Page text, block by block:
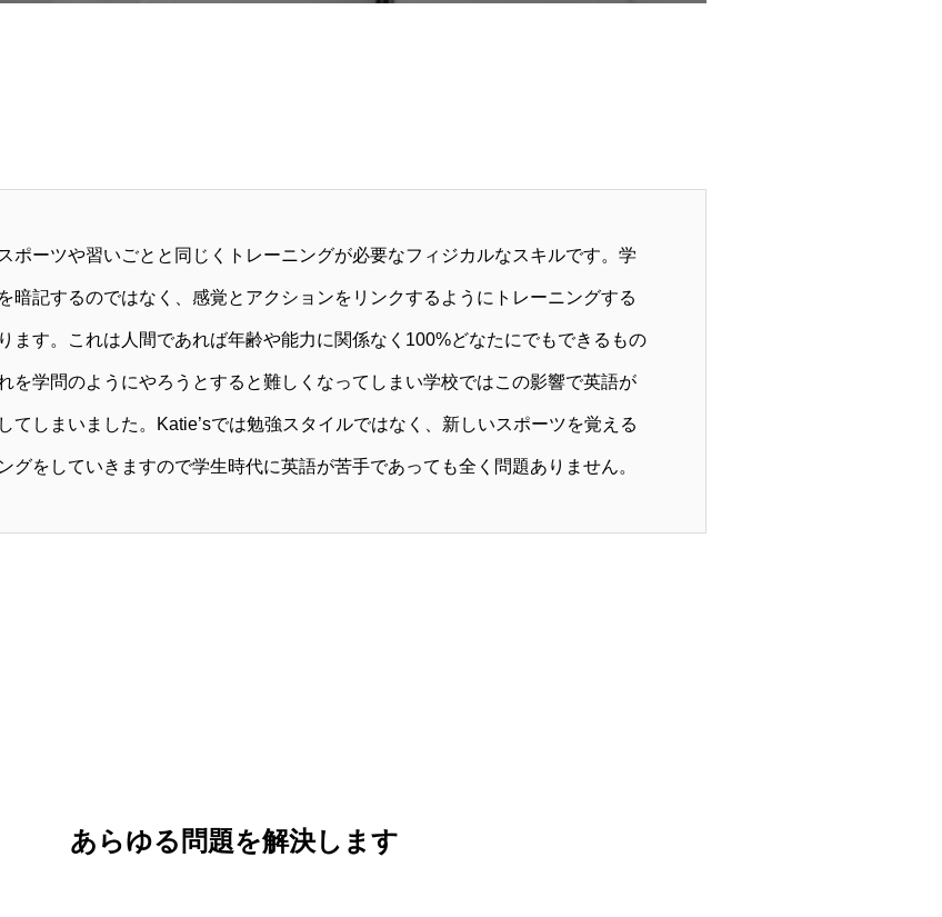
ポーツや習いごとと同じくトレーニングが必要なフィジカルなスキルです。学
暗記するのではなく、感覚とアクションをリンクするようにトレーニングする
ます。これは人間であれば年齢や能力に関係なく100%どなたにでもできるもの
を学問のようにやろうとすると難しくなってしまい学校ではこの影響で英語が
てしまいました。Katie’sでは勉強スタイルではなく、新しいスポーツを覚える
グをしていきますので学生時代に英語が苦手であっても全く問題ありません。
あらゆる問題を解決します